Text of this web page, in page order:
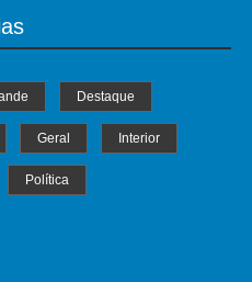
Destaque
Geral Interior
Política